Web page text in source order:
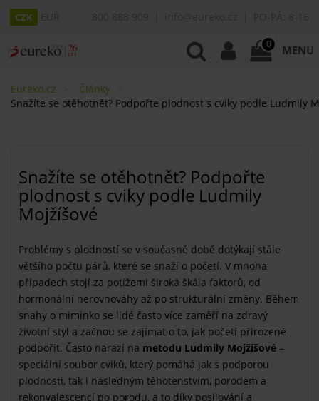
CZK
0 MENU
Eureko.cz
Články
Snažíte se otěhotnět? Podpořte plodnost s cviky podle Ludmily
Snažíte se otěhotnět? Podpořte
plodnost s cviky podle Ludmily
Mojžíšové
Problémy s plodností se v současné době dotýkají stále
většího počtu párů, které se snaží o početí. V mnoha
případech stojí za potížemi široká škála faktorů, od
hormonální nerovnováhy až po strukturální změny. Během
snahy o miminko se lidé často více zaměří na zdravý
životní styl a začnou se zajímat o to, jak početí přirozeně
podpořit. Často narazí na metodu Ludmily Mojžíšové –
speciální soubor cviků, který pomáhá jak s podporou
plodnosti, tak i následným těhotenstvím, porodem a
rekonvalescencí po porodu, a to díky posilování a